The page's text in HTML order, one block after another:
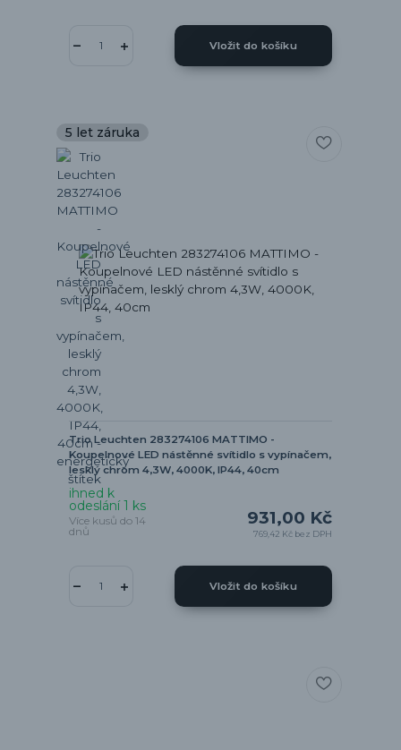
Vložit do košíku
5 let záruka
Trio Leuchten 283274106 MATTIMO -
Koupelnové LED nástěnné svítidlo s vypínačem,
lesklý chrom 4,3W, 4000K, IP44, 40cm
931,00 Kč
769,42 Kč bez DPH
ihned k
odeslání 1 ks
Více kusů do 14
dnů
Vložit do košíku